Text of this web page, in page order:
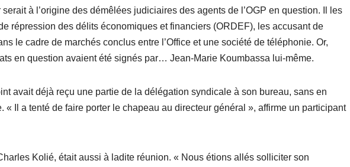
à l’origine des démêlées judiciaires des agents de l’OGP en question. Il les
répression des délits économiques et financiers (ORDEF), les accusant de
le cadre de marchés conclus entre l’Office et une société de téléphonie. Or,
en question avaient été signés par… Jean-Marie Koumbassa lui-même.
avait déjà reçu une partie de la délégation syndicale à son bureau, sans en
« Il a tenté de faire porter le chapeau au directeur général », affirme un participant
Kolié, était aussi à ladite réunion. « Nous étions allés solliciter son